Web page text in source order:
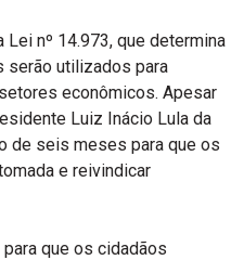
nº 14.973, que determina
serão utilizados para
econômicos. Apesar
Luiz Inácio Lula da
de seis meses para que os
e reivindicar
que os cidadãos